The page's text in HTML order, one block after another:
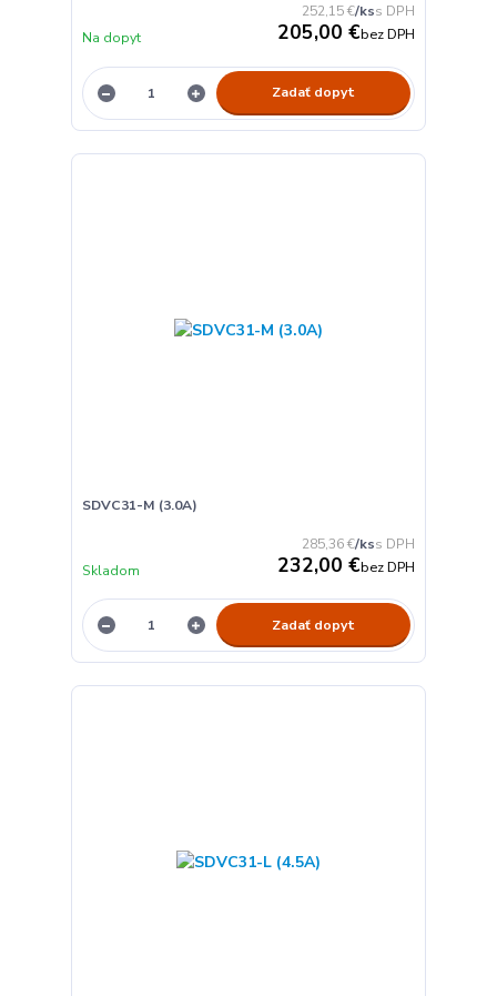
252,15 €/ks
205,00 €bez DPH
Na dopyt
Zadať dopyt
SDVC31-M (3.0A)
285,36 €/ks
232,00 €bez DPH
Skladom
Zadať dopyt